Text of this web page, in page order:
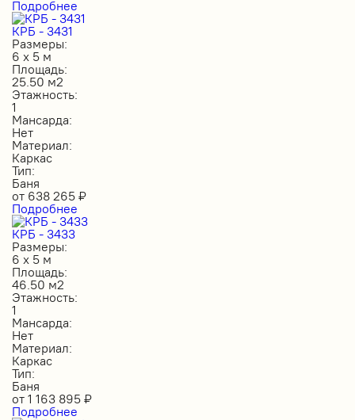
Подробнее
КРБ - 3431
Размеры:
6 х 5 м
Площадь:
25.50 м2
Этажность:
1
Мансарда:
Нет
Материал:
Каркас
Тип:
Баня
от 638 265 ₽
Подробнее
КРБ - 3433
Размеры:
6 х 5 м
Площадь:
46.50 м2
Этажность:
1
Мансарда:
Нет
Материал:
Каркас
Тип:
Баня
от 1 163 895 ₽
Подробнее